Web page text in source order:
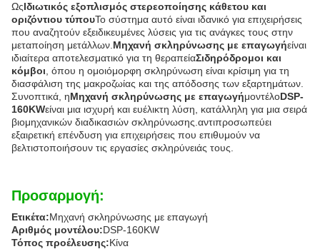
ΩςΙδιωτικός εξοπλισμός στερεοποίησης κάθετου και
οριζόντιου τύπουΤο σύστημα αυτό είναι ιδανικό για επιχειρήσεις
που αναζητούν εξειδικευμένες λύσεις για τις ανάγκες τους στην
μεταποίηση μετάλλων. Μηχανή σκληρύνωσης με επαγωγήείναι
ιδιαίτερα αποτελεσματικό για τη θεραπείαΣιδηρόδρομοι και
κόμβοι , όπου η ομοιόμορφη σκληρύνωση είναι κρίσιμη για τη
διασφάλιση της μακροζωίας και της απόδοσης των εξαρτημάτων.
Συνοπτικά, ηΜηχανή σκληρύνωσης με επαγωγήμοντέλοDSP-
160KWείναι μια ισχυρή και ευέλικτη λύση, κατάλληλη για μια σειρά
βιομηχανικών διαδικασιών σκληρύνωσης.αντιπροσωπεύει
εξαιρετική επένδυση για επιχειρήσεις που επιθυμούν να
βελτιστοποιήσουν τις εργασίες σκληρύνειάς τους.
Προσαρμογή:
Ετικέτα:Μηχανή σκληρύνωσης με επαγωγή
Αριθμός μοντέλου:DSP-160KW
Τόπος προέλευσης:Κίνα